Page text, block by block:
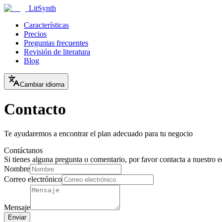
LitSynth
Características
Precios
Preguntas frecuentes
Revisión de literatura
Blog
Cambiar idioma
Contacto
Te ayudaremos a encontrar el plan adecuado para tu negocio
Contáctanos
Si tienes alguna pregunta o comentario, por favor contacta a nuestro
Nombre
Correo electrónico
Mensaje
Enviar